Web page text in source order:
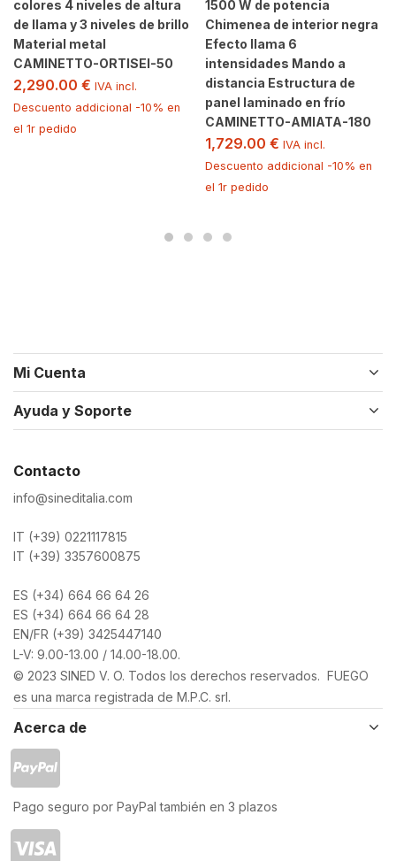
colores 4 niveles de altura
de llama y 3 niveles de brillo
Material metal
CAMINETTO-ORTISEI-50
2,290.00 € IVA incl.
Descuento addicional -10% en
el 1r pedido
1500 W de potencia
Chimenea de interior negra
Efecto llama 6
intensidades Mando a
distancia Estructura de
panel laminado en frío
CAMINETTO-AMIATA-180
1,729.00 € IVA incl.
Descuento addicional -10% en
el 1r pedido
Mi Cuenta
Ayuda y Soporte
Contacto
info@sineditalia.com
IT (+39) 0221117815
IT (+39) 3357600875
ES (+34) 664 66 64 26
ES (+34) 664 66 64 28
EN/FR (+39) 3425447140
L-V: 9.00-13.00 / 14.00-18.00.
© 2023 SINED V. O. Todos los derechos reservados. FUEGO
es una marca registrada de M.P.C. srl.
Acerca de
Pago seguro por PayPal también en 3 plazos